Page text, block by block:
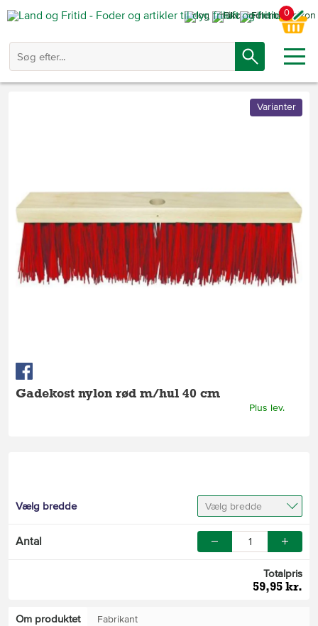
0
Gadekost nylon rød m/hul 40 cm
Plus lev.
Varianter
Vælg bredde Vælg bredde
Antal
Totalpris
59,95 kr.
Om produktet
Fabrikant